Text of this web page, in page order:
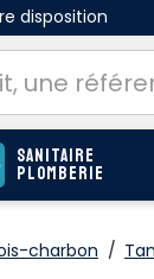
disposition
Sanitaire
Plomberie
charbon /